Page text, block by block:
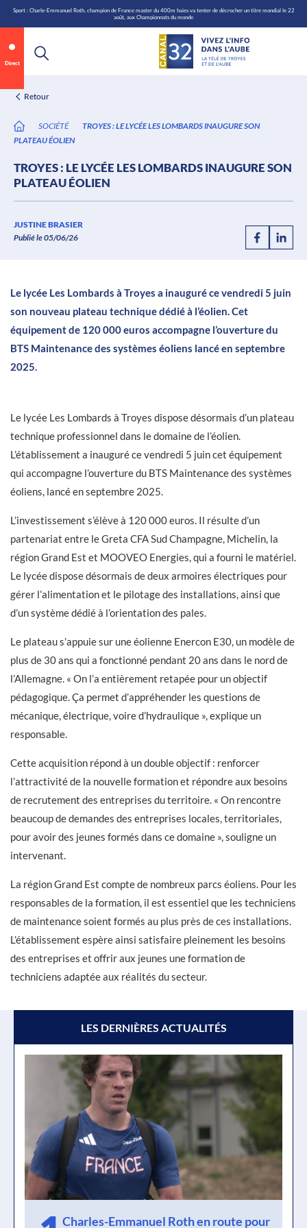
Aller
au
contenu
Sport : Charle-Emmanuel Roth, champion de France master du 400m haies va tenter de décrocher un titre mondial le 22
août, aux Championnats du monde
Direct
Retour
SOCIÉTÉ
TROYES : LE LYCÉE LES LOMBARDS INAUGURE SON
PLATEAU ÉOLIEN
TROYES : LE LYCÉE LES LOMBARDS INAUGURE SON
PLATEAU ÉOLIEN
JUSTINE BRASIER
Publié le 05/06/26
0:06 / 0:12
Le lycée Les Lombards à Troyes a inauguré ce vendredi 5 juin
son nouveau plateau technique dédié à l’éolien. Cet
équipement de 120 000 euros accompagne l’ouverture du
BTS Maintenance des systèmes éoliens lancé en septembre
2025.
Le lycée Les Lombards à Troyes dispose désormais d’un plateau
technique professionnel dans le domaine de l’éolien.
L’établissement a inauguré ce vendredi 5 juin cet équipement
qui accompagne l’ouverture du BTS Maintenance des systèmes
éoliens, lancé en septembre 2025.
L’investissement s’élève à 120 000 euros. Il résulte d’un
partenariat entre le Greta CFA Sud Champagne, Michelin, la
région Grand Est et MOOVEO Energies, qui a fourni le matériel.
Le lycée dispose désormais de deux armoires électriques pour
gérer l’alimentation et le pilotage des installations, ainsi que
d’un système dédié à l’orientation des pales.
Le plateau s’appuie sur une éolienne Enercon E30, un modèle de
plus de 30 ans qui a fonctionné pendant 20 ans dans le nord de
l’Allemagne. « On l’a entièrement retapée pour un objectif
pédagogique. Ça permet d’appréhender les questions de
mécanique, électrique, voire d’hydraulique », explique un
responsable.
Cette acquisition répond à un double objectif : renforcer
l’attractivité de la nouvelle formation et répondre aux besoins
de recrutement des entreprises du territoire. « On rencontre
beaucoup de demandes des entreprises locales, territoriales,
pour avoir des jeunes formés dans ce domaine », souligne un
intervenant.
La région Grand Est compte de nombreux parcs éoliens. Pour les
responsables de la formation, il est essentiel que les techniciens
de maintenance soient formés au plus près de ces installations.
L’établissement espère ainsi satisfaire pleinement les besoins
des entreprises et offrir aux jeunes une formation de
techniciens adaptée aux réalités du secteur.
LES DERNIÈRES ACTUALITÉS
Charles-Emmanuel Roth en route pour